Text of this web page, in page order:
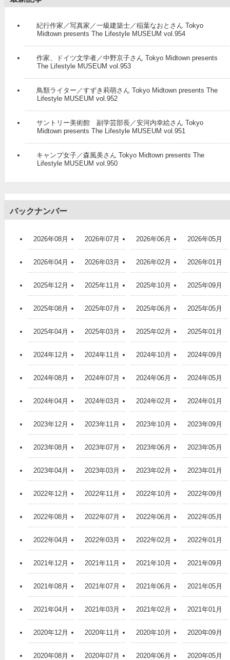
紀行作家／写真家／一級建築士／稲葉なおとさん Tokyo
Midtown presents The Lifestyle MUSEUM vol.954
作家、ドイツ文学者／中野京子さん Tokyo Midtown presents
The Lifestyle MUSEUM vol.953
鳥類ライター／すずき莉萌さん Tokyo Midtown presents The
Lifestyle MUSEUM vol.952
サントリー美術館 副学芸部長／安河内幸絵さん Tokyo
Midtown presents The Lifestyle MUSEUM vol.951
キャンプ女子／森風美さん Tokyo Midtown presents The
Lifestyle MUSEUM vol.950
バックナンバー
2026年08月 2026年07月 2026年06月 2026年05月
2026年04月 2026年03月 2026年02月 2026年01月
2025年12月 2025年11月 2025年10月 2025年09月
2025年08月 2025年07月 2025年06月 2025年05月
2025年04月 2025年03月 2025年02月 2025年01月
2024年12月 2024年11月 2024年10月 2024年09月
2024年08月 2024年07月 2024年06月 2024年05月
2024年04月 2024年03月 2024年02月 2024年01月
2023年12月 2023年11月 2023年10月 2023年09月
2023年08月 2023年07月 2023年06月 2023年05月
2023年04月 2023年03月 2023年02月 2023年01月
2022年12月 2022年11月 2022年10月 2022年09月
2022年08月 2022年07月 2022年06月 2022年05月
2022年04月 2022年03月 2022年02月 2022年01月
2021年12月 2021年11月 2021年10月 2021年09月
2021年08月 2021年07月 2021年06月 2021年05月
2021年04月 2021年03月 2021年02月 2021年01月
2020年12月 2020年11月 2020年10月 2020年09月
2020年08月 2020年07月 2020年06月 2020年05月